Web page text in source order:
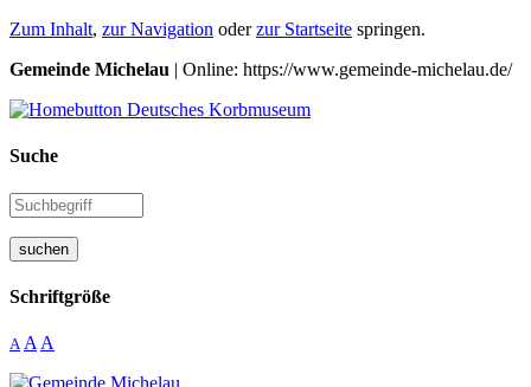
Zum Inhalt, zur Navigation oderzur Startseite springen.
Gemeinde Michelau | Online: https://www.gemeinde-michelau.de/
Suche
suchen
Schriftgröße
A A A